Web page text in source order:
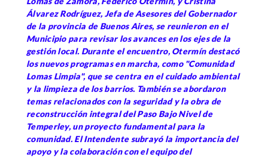
Álvarez Rodríguez, Jefa de Asesores del Gobernador
de la provincia de Buenos Aires, se reunieron en el
Municipio para revisar los avances en los ejes de la
gestión local. Durante el encuentro, Otermín destacó
los nuevos programas en marcha, como "Comunidad
Lomas Limpia", que se centra en el cuidado ambiental
y la limpieza de los barrios. También se abordaron
temas relacionados con la seguridad y la obra de
reconstrucción integral del Paso Bajo Nivel de
Temperley, un proyecto fundamental para la
comunidad. El Intendente subrayó la importancia del
apoyo y la colaboración con el equipo del